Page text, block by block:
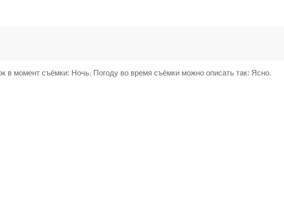
в момент съёмки: Ночь. Погоду во время съёмки можно описать так: Ясно.